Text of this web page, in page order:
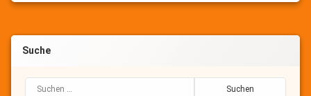
Suche
Suchen nach: